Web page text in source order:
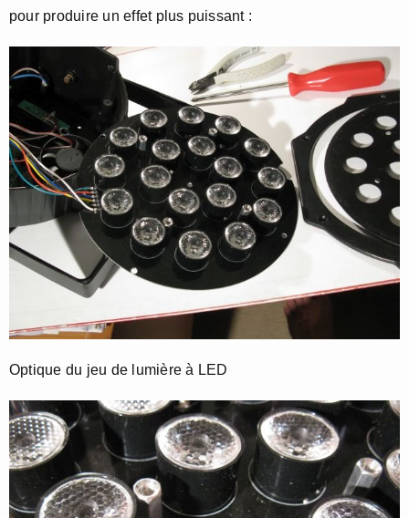
pour produire un effet plus puissant :
Optique du jeu de lumière à LED